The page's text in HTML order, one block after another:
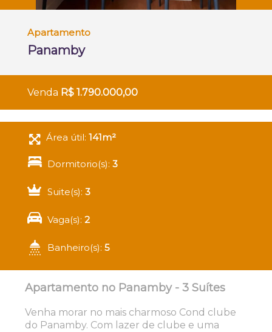
Apartamento
Panamby
Venda R$ 1.790.000,00
Área útil:141m²
Dormitorio(s):3
Suite(s):3
Vaga(s):2
Banheiro(s):5
Apartamento no Panamby - 3 Suítes
Venha morar no mais charmoso Cond clube
do Panamby. Com lazer de clube e uma